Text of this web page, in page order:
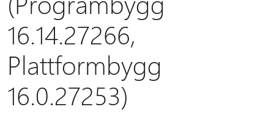
16.14.27266,
Plattformbygg
16.0.27253)